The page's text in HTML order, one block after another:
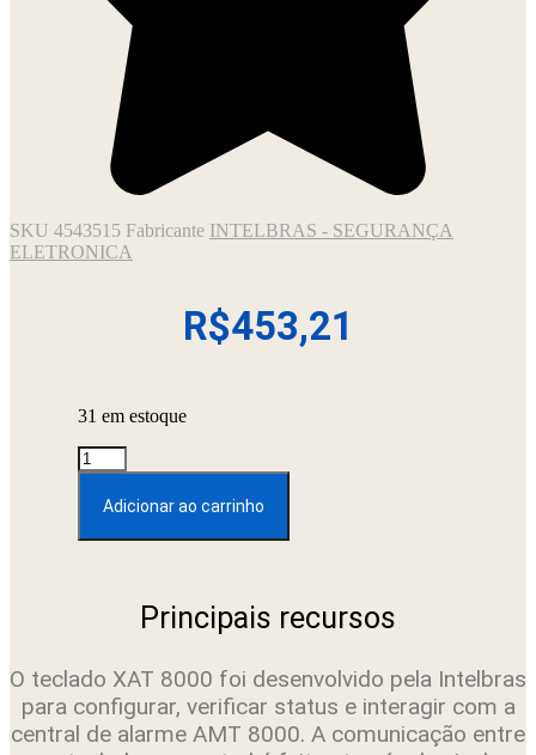
SKU 4543515 Fabricante INTELBRAS - SEGURANÇA
ELETRONICA
R$453,21
31 em estoque
TECLADO
PARA
CENTRAL
ALARME
INTELBRAS
quantidade
Adicionar ao carrinho
Principais recursos
O teclado XAT 8000 foi desenvolvido pela Intelbras
para configurar, verificar status e interagir com a
central de alarme AMT 8000. A comunicação entre